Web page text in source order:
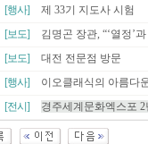
[행사] 제 33기 지도사 시험
[보도] 김명곤 장관, “‘열정’
[보도] 대전 전문점 방문
[행사] 이오클래식의 아름다
[전시] 경주세계문화엑스포